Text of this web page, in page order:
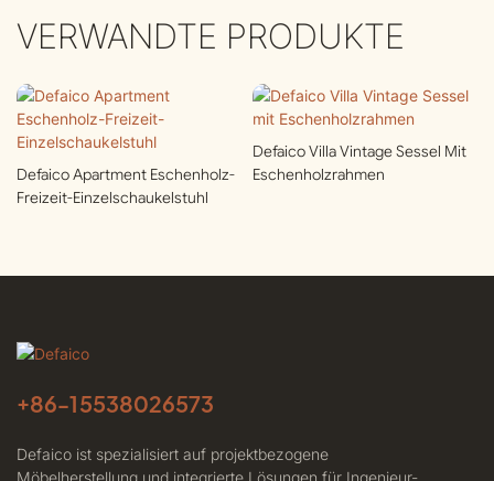
VERWANDTE PRODUKTE
Defaico Apartment Eschenholz-
Freizeit-Einzelschaukelstuhl
Defaico Villa Vintage Sessel Mit
Eschenholzrahmen
+86-15538026573
Defaico ist spezialisiert auf projektbezogene
Möbelherstellung und integrierte Lösungen für Ingenieur-